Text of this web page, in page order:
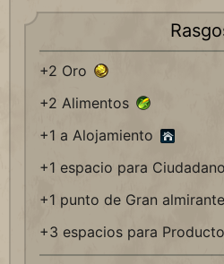
+2 Oro
+2 Alimentos
+1 a Alojamiento
+1 espacio para
+1 punto de Gran almirante
+3 espacios para